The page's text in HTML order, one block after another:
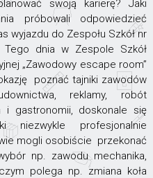
swoją karierę? Jaki
próbowali odpowiedzieć
wyjazdu do Zespołu Szkół nr
dnia w Zespole Szkół
„Zawodowy escape room”
poznać tajniki zawodów
reklamy, robót
i gastronomii, doskonale się
profesjonalnie
mogli osobiście przekonać
np. zawodu mechanika,
polega np. zmiana koła